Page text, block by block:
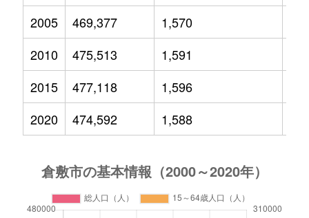
2005
469,377 1,570
2010
475,513 1,591
2015
477,118 1,596
2020
474,592 1,588